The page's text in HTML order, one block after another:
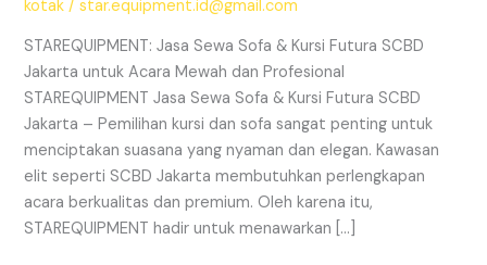
kotak /star.equipment.id@gmail.com
STAREQUIPMENT: Jasa Sewa Sofa & Kursi Futura SCBD
Jakarta untuk Acara Mewah dan Profesional
STAREQUIPMENT Jasa Sewa Sofa & Kursi Futura SCBD
Jakarta – Pemilihan kursi dan sofa sangat penting untuk
menciptakan suasana yang nyaman dan elegan. Kawasan
elit seperti SCBD Jakarta membutuhkan perlengkapan
acara berkualitas dan premium. Oleh karena itu,
STAREQUIPMENT hadir untuk menawarkan […]